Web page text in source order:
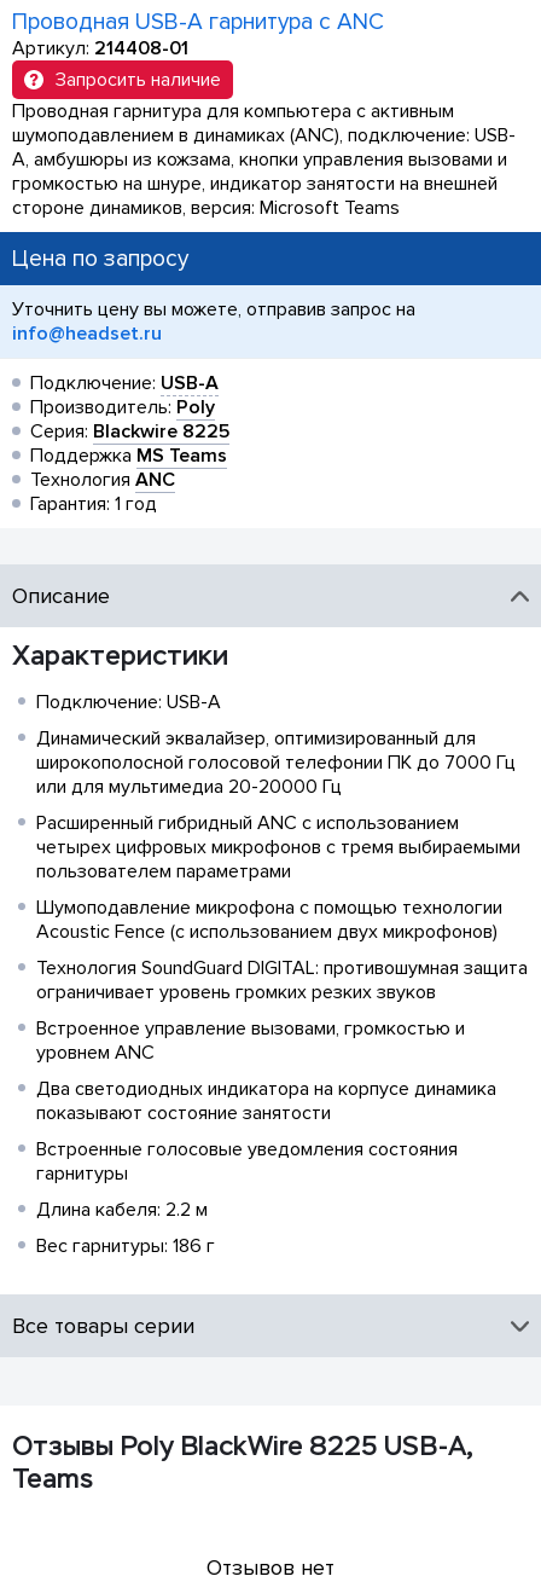
Проводная USB-A гарнитура с ANC
Артикул: 214408-01
Запросить наличие
Проводная гарнитура для компьютера с активным
шумоподавлением в динамиках (ANC), подключение: USB-
A, амбушюры из кожзама, кнопки управления вызовами и
громкостью на шнуре, индикатор занятости на внешней
стороне динамиков, версия: Microsoft Teams
Цена по запросу
Уточнить цену вы можете, отправив запрос на
info@headset.ru
Подключение: USB-A
Производитель: Poly
Серия: Blackwire 8225
Поддержка MS Teams
Технология ANC
Гарантия: 1 год
Описание
Характеристики
Подключение: USB-A
Динамический эквалайзер, оптимизированный для
широкополосной голосовой телефонии ПК до 7000 Гц
или для мультимедиа 20-20000 Гц
Расширенный гибридный ANC с использованием
четырех цифровых микрофонов с тремя выбираемыми
пользователем параметрами
Шумоподавление микрофона с помощью технологии
Acoustic Fence (с использованием двух микрофонов)
Технология SoundGuard DIGITAL: противошумная защита
ограничивает уровень громких резких звуков
Встроенное управление вызовами, громкостью и
уровнем ANC
Два светодиодных индикатора на корпусе динамика
показывают состояние занятости
Встроенные голосовые уведомления состояния
гарнитуры
Длина кабеля: 2.2 м
Вес гарнитуры: 186 г
Все товары серии
Отзывы Poly BlackWire 8225 USB-A,
Teams
Отзывов нет